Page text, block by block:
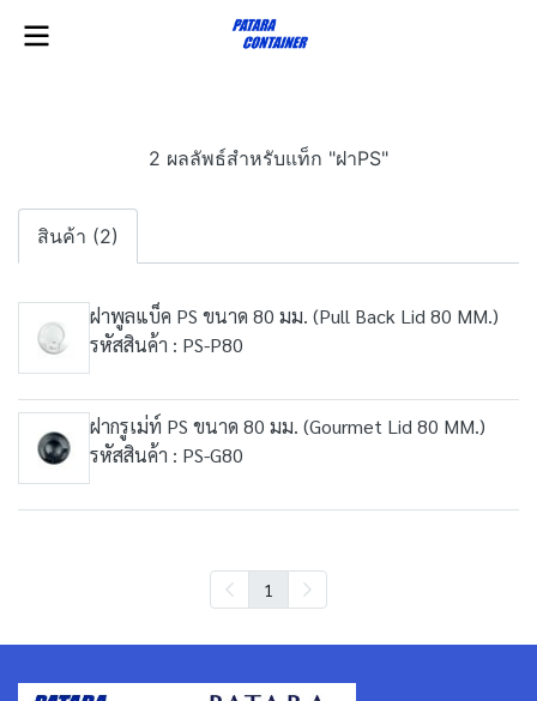
2 ผลลัพธ์สำหรับแท็ก "ฝาPS"
สินค้า (2)
ฝาพูลแบ็ค PS ขนาด 80 มม. (Pull Back Lid 80 MM.)
รหัสสินค้า : PS-P80
ฝากรูเม่ท์ PS ขนาด 80 มม. (Gourmet Lid 80 MM.)
รหัสสินค้า : PS-G80
1